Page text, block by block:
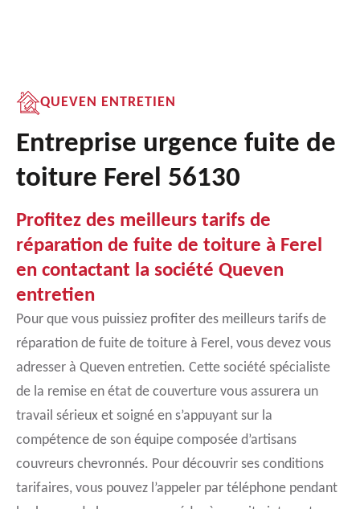
QUEVEN ENTRETIEN
Entreprise urgence fuite de
toiture Ferel 56130
Profitez des meilleurs tarifs de
réparation de fuite de toiture à Ferel
en contactant la société Queven
entretien
Pour que vous puissiez profiter des meilleurs tarifs de
réparation de fuite de toiture à Ferel, vous devez vous
adresser à Queven entretien. Cette société spécialiste
de la remise en état de couverture vous assurera un
travail sérieux et soigné en s’appuyant sur la
compétence de son équipe composée d’artisans
couvreurs chevronnés. Pour découvrir ses conditions
tarifaires, vous pouvez l’appeler par téléphone pendant